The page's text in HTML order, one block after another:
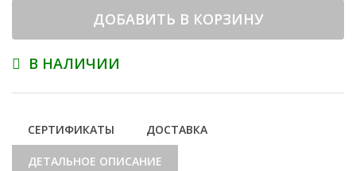
ДОБАВИТЬ В КОРЗИНУ
В НАЛИЧИИ
СЕРТИФИКАТЫ ДОСТАВКА
ДЕТАЛЬНОЕ ОПИСАНИЕ